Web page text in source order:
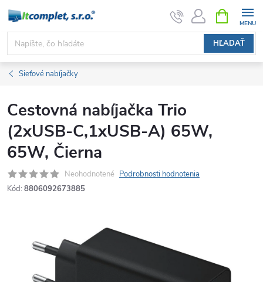
Prejsť
obsah
HĽADAŤ
KOŠÍK
Sieťové nabíjačky
Cestovná nabíjačka Trio
(2xUSB-C,1xUSB-A) 65W,
65W, Čierna
Neohodnotené Podrobnosti hodnotenia
Kód: 8806092673885